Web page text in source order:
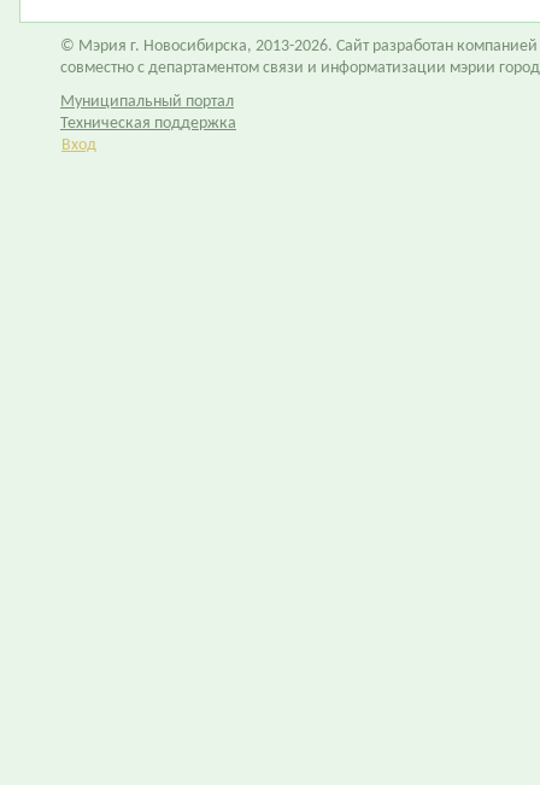
© Мэрия г. Новосибирска, 2013-2026. Сайт разработан компанией
совместно с департаментом связи и информатизации мэрии
Муниципальный портал
Техническая поддержка
Вход